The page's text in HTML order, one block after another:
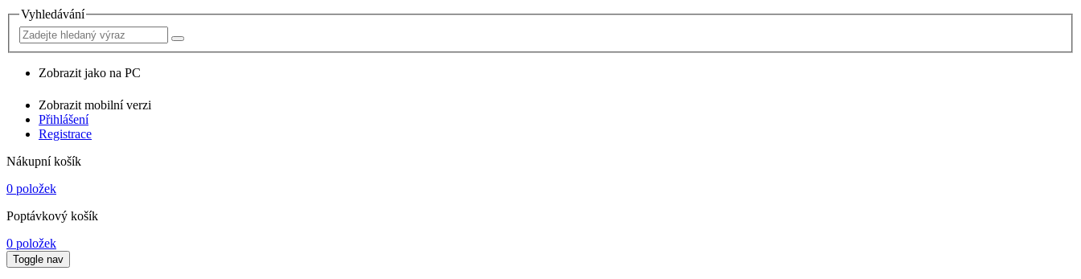
Vyhledávání
Zobrazit jako na PC
Zobrazit mobilní verzi
Přihlášení
Registrace
Nákupní košík
0 položek
Poptávkový košík
0 položek
Toggle nav